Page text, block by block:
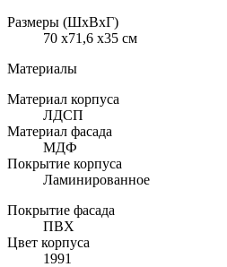
Размеры (ШхВхГ)
70 x71,6 x35 см
Материалы
Материал корпуса
ЛДСП
Материал фасада
МДФ
Покрытие корпуса
Ламинированное
Покрытие фасада
ПВХ
Цвет корпуса
1991